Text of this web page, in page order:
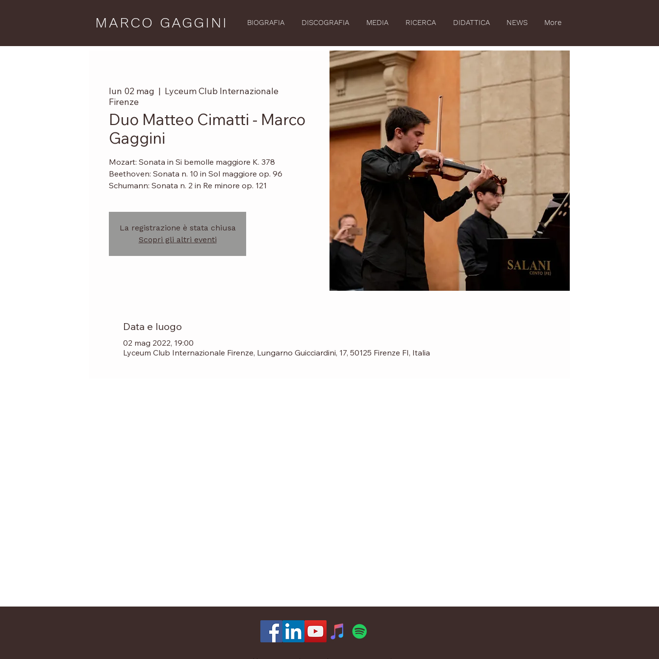
MARCO GAGGINI BIOGRAFIA DISCOGRAFIA MEDIA RICERCA DIDATTICA NEWS More
lun 02 mag
  |
Lyceum Club Internazionale
Firenze
Duo Matteo Cimatti - Marco
Gaggini
Mozart: Sonata in Si bemolle maggiore K. 378
Beethoven: Sonata n. 10 in Sol maggiore op. 96
Schumann: Sonata n. 2 in Re minore op. 121
La registrazione è stata chiusa
Scopri gli altri eventi
Data e luogo
02 mag 2022, 19:00
Lyceum Club Internazionale Firenze, Lungarno Guicciardini, 17, 50125 Firenze FI, Italia